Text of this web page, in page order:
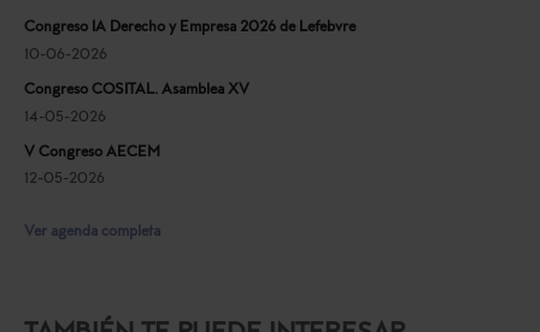
Congreso IA Derecho y Empresa 2026 de Lefebvre
10-06-2026
Congreso COSITAL. Asamblea XV
14-05-2026
V Congreso AECEM
12-05-2026
Ver agenda completa